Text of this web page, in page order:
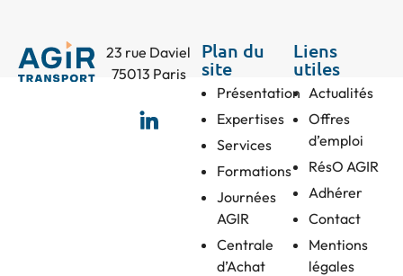
23 rue Daviel
75013 Paris
Plan du
site
Présentation
Expertises
Services
Formations
Journées
AGIR
Centrale
d’Achat
Liens
utiles
Actualités
Offres
d’emploi
RésO AGIR
Adhérer
Contact
Mentions
légales